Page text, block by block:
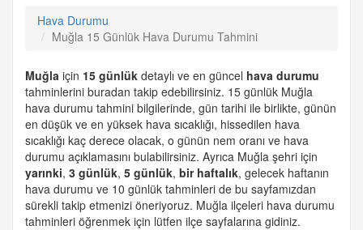
Hava Durumu
Muğla 15 Günlük Hava Durumu Tahmini
Muğla için 15 günlük detaylı ve en güncel hava durumu
tahminlerini buradan takip edebilirsiniz. 15 günlük Muğla
hava durumu tahmini bilgilerinde, gün tarihi ile birlikte, günün
en düşük ve en yüksek hava sıcaklığı, hissedilen hava
sıcaklığı kaç derece olacak, o günün nem oranı ve hava
durumu açıklamasını bulabilirsiniz. Ayrıca Muğla şehri için
yarınki, 3 günlük, 5 günlük, bir haftalık, gelecek haftanın
hava durumu ve 10 günlük tahminleri de bu sayfamızdan
sürekli takip etmenizi öneriyoruz. Muğla ilçeleri hava durumu
tahminleri öğrenmek için lütfen ilçe sayfalarına gidiniz.